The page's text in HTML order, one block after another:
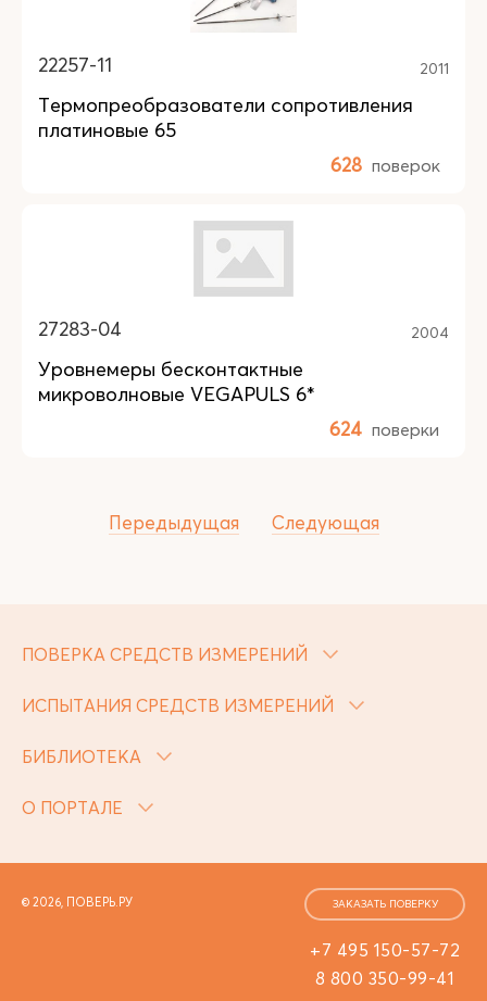
22257-11 2011
Термопреобразователи сопротивления
платиновые 65
628 поверок
27283-04 2004
Уровнемеры бесконтактные
микроволновые VEGAPULS 6*
624 поверки
Передыдущая Следующая
ПОВЕРКА СРЕДСТВ ИЗМЕРЕНИЙ
ИСПЫТАНИЯ СРЕДСТВ ИЗМЕРЕНИЙ
БИБЛИОТЕКА
О ПОРТАЛЕ
© 2026, ПОВЕРЬ.РУ
+7 495 150-57-72
8 800 350-99-41
ЗАКАЗАТЬ ПОВЕРКУ